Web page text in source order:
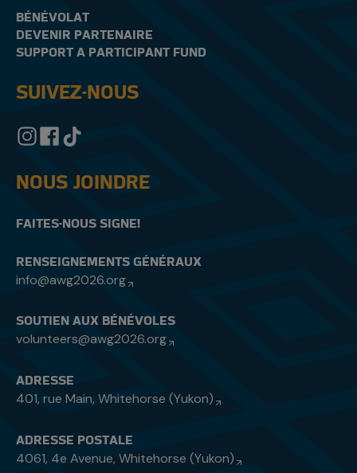
BÉNÉVOLAT
DEVENIR PARTENAIRE
SUPPORT A PARTICIPANT FUND
SUIVEZ-NOUS
NOUS JOINDRE
FAITES-NOUS SIGNE!
RENSEIGNEMENTS GÉNÉRAUX
info@awg2026.org
SOUTIEN AUX BÉNÉVOLES
volunteers@awg2026.org
ADRESSE
401, rue Main, Whitehorse (Yukon)
ADRESSE POSTALE
4061, 4e Avenue, Whitehorse (Yukon)